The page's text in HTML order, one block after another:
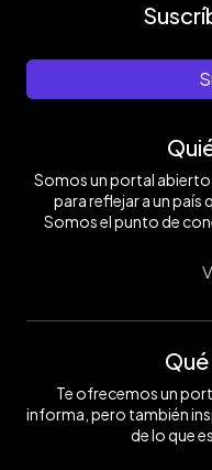
Somos un portal
para reflejar a un país
Somos el punto de
Te ofrecemos un
informa, pero también
de lo que